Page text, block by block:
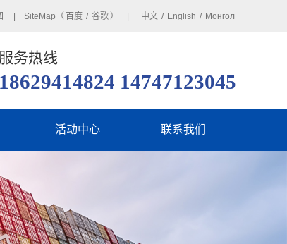
| SiteMap（ 百度 / 谷歌 ） | 中文 / English / Монгол
服务热线
18629414824 14747123045
活动中心 联系我们